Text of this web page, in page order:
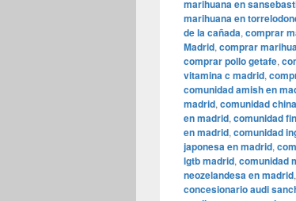
marihuana en
marihuana en
de la cañada, comprar
Madrid, comprar
comprar pollo getafe,
vitamina c madrid,
comunidad amish en
madrid, comunidad
en madrid, comunidad
en madrid, comunidad
japonesa en madrid,
lgtb madrid, comunidad
neozelandesa en madrid,
concesionario audi